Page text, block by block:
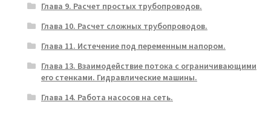
Глава 9. Расчет простых трубопроводов.
Глава 10. Расчет сложных трубопроводов.
Глава 11. Истечение под переменным напором.
Глава 13. Взаимодействие потока с ограничивающими
его стенками. Гидравлические машины.
Глава 14. Работа насосов на сеть.